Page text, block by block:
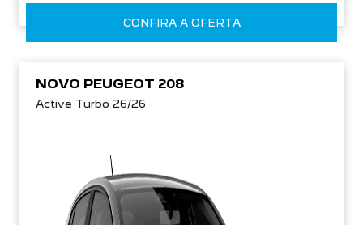
CONFIRA A OFERTA
NOVO PEUGEOT 208
Active Turbo 26/26